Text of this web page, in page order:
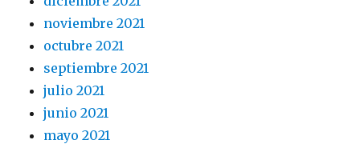
noviembre 2021
octubre 2021
septiembre 2021
julio 2021
junio 2021
mayo 2021